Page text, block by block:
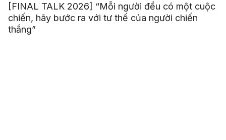
[FINAL TALK 2026] “Mỗi người đều có một cuộc
chiến, hãy bước ra với tư thế của người chiến
thắng”